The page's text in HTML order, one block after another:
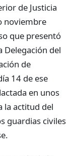
de Justicia
noviembre
que presentó
del
de
14 de ese
en unos
la actitud del
guardias civiles